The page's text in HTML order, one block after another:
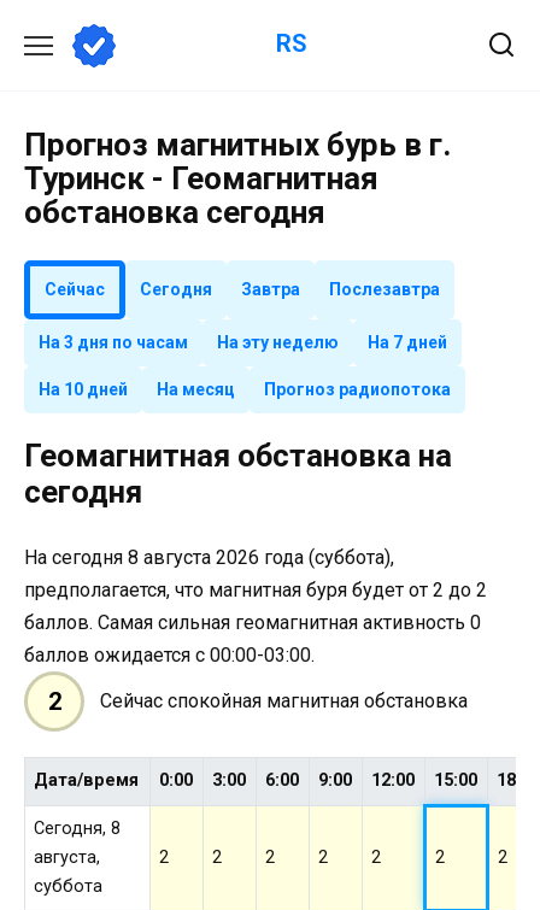
содержанию
RS
Прогноз магнитных бурь в г.
Туринск - Геомагнитная
обстановка сегодня
Сейчас Сегодня Завтра Послезавтра
На 3 дня по часам На эту неделю На 7 дней
На 10 дней На месяц Прогноз радиопотока
Геомагнитная обстановка на
сегодня
На сегодня 8 августа 2026 года (суббота),
предполагается, что магнитная буря будет от 2 до 2
баллов. Самая сильная геомагнитная активность 0
баллов ожидается с 00:00-03:00.
2 Сейчас спокойная магнитная обстановка
Дата/время 0:00 3:00 6:00 9:00 12:00 15:00 18:00
Сегодня, 8
августа,
суббота
2 2 2 2 2 2 2